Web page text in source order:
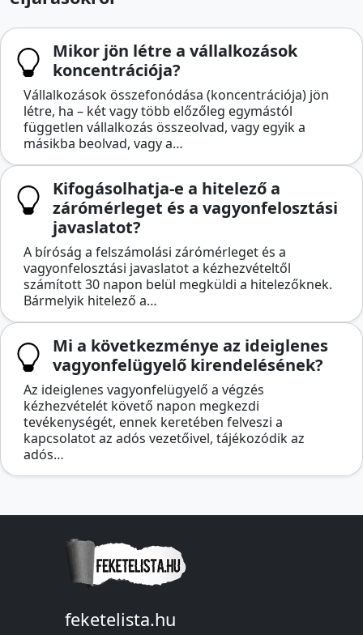
Mikor jön létre a vállalkozások
koncentrációja?
Vállalkozások összefonódása (koncentrációja) jön
létre, ha – két vagy több előzőleg egymástól
független vállalkozás összeolvad, vagy egyik a
másikba beolvad, vagy a…
Kifogásolhatja-e a hitelező a
zárómérleget és a vagyonfelosztási
javaslatot?
A bíróság a felszámolási zárómérleget és a
vagyonfelosztási javaslatot a kézhezvételtől
számított 30 napon belül megküldi a hitelezőknek.
Bármelyik hitelező a…
Mi a következménye az ideiglenes
vagyonfelügyelő kirendelésének?
Az ideiglenes vagyonfelügyelő a végzés
kézhezvételét követő napon megkezdi
tevékenységét, ennek keretében felveszi a
kapcsolatot az adós vezetőivel, tájékozódik az
adós…
feketelista.hu